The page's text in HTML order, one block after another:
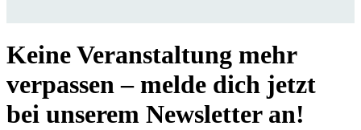
Keine Veranstaltung mehr
verpassen – melde dich jetzt
bei unserem Newsletter an!